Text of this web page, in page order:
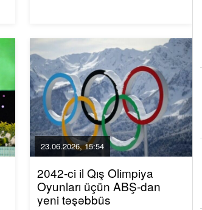
23.06.2026, 15:54
2042-ci il Qış Olimpiya
Oyunları üçün ABŞ-dan
yeni təşəbbüs